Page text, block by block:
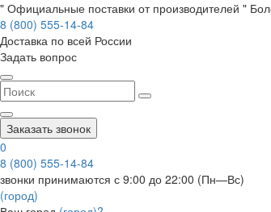
" Официальные поставки от производителей "
8 (800) 555-14-84
Доставка по всей России
Задать вопрос
Заказать звонок
0
8 (800) 555-14-84
звонки принимаются с 9:00 до 22:00 (Пн—Вс)
(город)